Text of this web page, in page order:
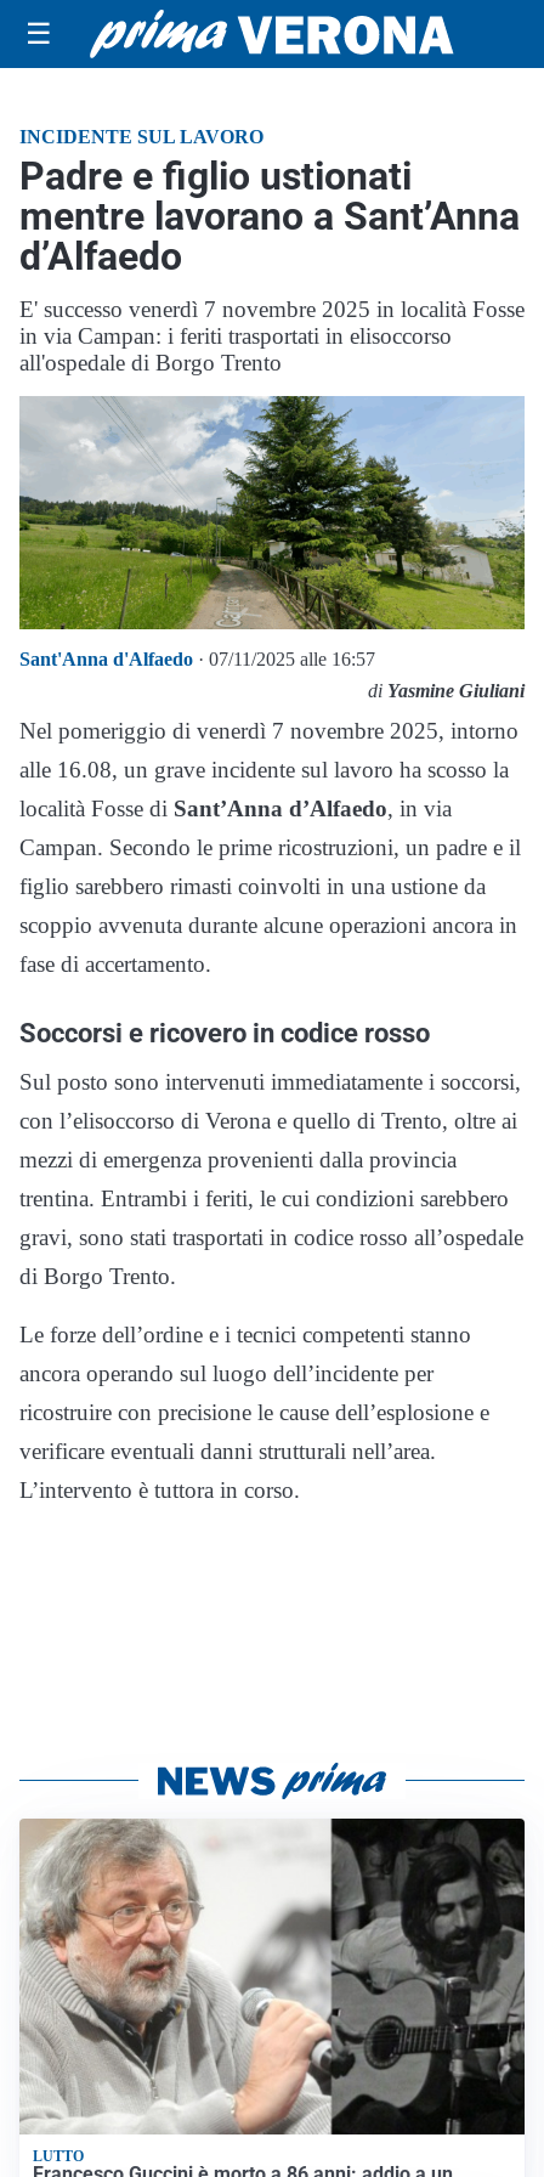
☰
INCIDENTE SUL LAVORO
Padre e figlio ustionati
mentre lavorano a Sant’Anna
d’Alfaedo
E' successo venerdì 7 novembre 2025 in località Fosse
in via Campan: i feriti trasportati in elisoccorso
all'ospedale di Borgo Trento
Sant'Anna d'Alfaedo · 07/11/2025 alle 16:57
di Yasmine Giuliani
Nel pomeriggio di venerdì 7 novembre 2025, intorno
alle 16.08, un grave incidente sul lavoro ha scosso la
località Fosse di Sant’Anna d’Alfaedo, in via
Campan. Secondo le prime ricostruzioni, un padre e il
figlio sarebbero rimasti coinvolti in una ustione da
scoppio avvenuta durante alcune operazioni ancora in
fase di accertamento.
Soccorsi e ricovero in codice rosso
Sul posto sono intervenuti immediatamente i soccorsi,
con l’elisoccorso di Verona e quello di Trento, oltre ai
mezzi di emergenza provenienti dalla provincia
trentina. Entrambi i feriti, le cui condizioni sarebbero
gravi, sono stati trasportati in codice rosso all’ospedale
di Borgo Trento.
Le forze dell’ordine e i tecnici competenti stanno
ancora operando sul luogo dell’incidente per
ricostruire con precisione le cause dell’esplosione e
verificare eventuali danni strutturali nell’area.
L’intervento è tuttora in corso.
LUTTO